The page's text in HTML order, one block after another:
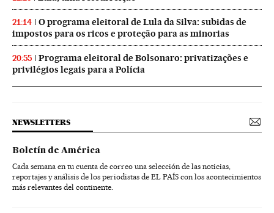
21:14
O programa eleitoral de Lula da Silva: subidas de
impostos para os ricos e proteção para as minorias
20:55
Programa eleitoral de Bolsonaro: privatizações e
privilégios legais para a Polícia
NEWSLETTERS
Boletín de América
Cada semana en tu cuenta de correo una selección de las noticias,
reportajes y análisis de los periodistas de EL PAÍS con los acontecimientos
más relevantes del continente.